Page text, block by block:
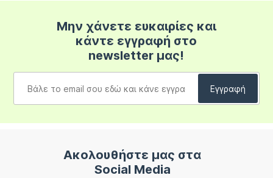
Μην χάνετε ευκαιρίες και
κάντε εγγραφή στο
newsletter μας!
Ακολουθήστε μας στα
Social Media